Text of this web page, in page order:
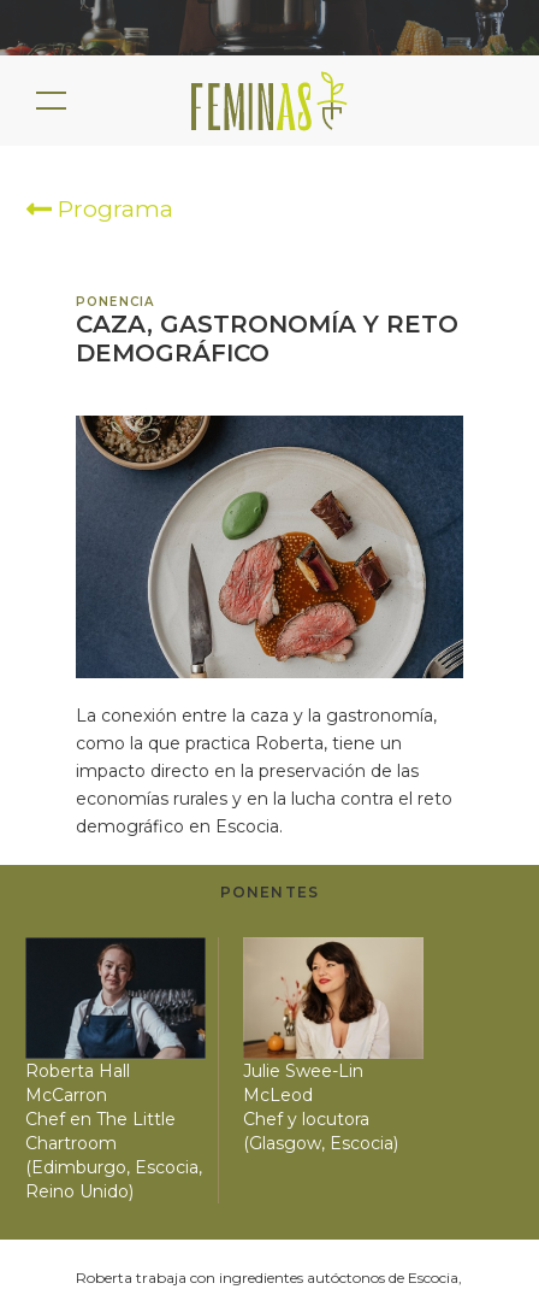
Programa
PONENCIA
CAZA, GASTRONOMÍA Y RETO
DEMOGRÁFICO
La conexión entre la caza y la gastronomía,
como la que practica Roberta, tiene un
impacto directo en la preservación de las
economías rurales y en la lucha contra el reto
demográfico en Escocia.
PONENTES
Roberta Hall
McCarron
Chef en The Little
Chartroom
(Edimburgo, Escocia,
Reino Unido)
Julie Swee-Lin
McLeod
Chef y locutora
(Glasgow, Escocia)
Roberta trabaja con ingredientes autóctonos de Escocia,